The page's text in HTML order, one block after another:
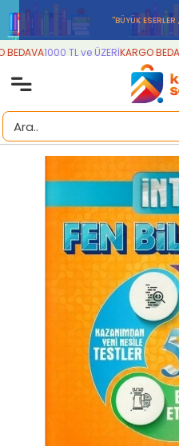
''BÜYÜK
1000 TL ve ÜZERİKARGO